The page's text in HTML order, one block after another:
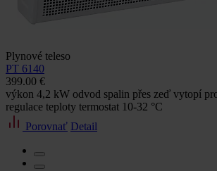
Plynové teleso
PT 6140
399.00 €
výkon 4,2 kW odvod spalin přes zeď vytopí
regulace teploty termostat 10-32 °C
Porovnať Detail